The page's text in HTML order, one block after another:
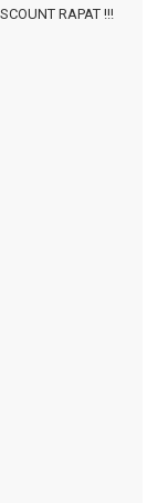
RAPAT !!!